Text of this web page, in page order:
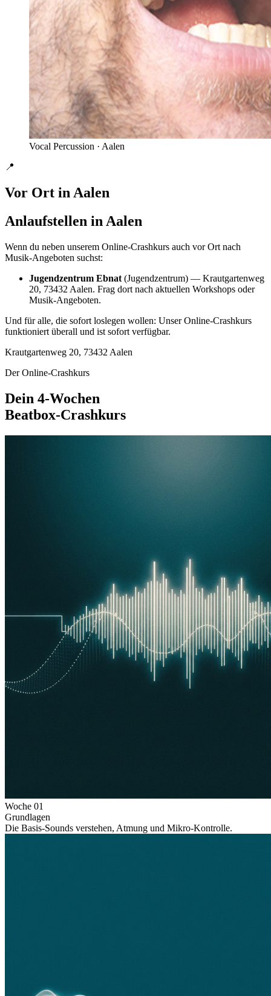
Vocal Percussion · Aalen
📍
Vor Ort in Aalen
Anlaufstellen in Aalen
Wenn du neben unserem Online-Crashkurs auch vor Ort nach
Musik-Angeboten suchst:
Jugendzentrum Ebnat (Jugendzentrum) — Krautgartenweg
20, 73432 Aalen. Frag dort nach aktuellen Workshops oder
Musik-Angeboten.
Und für alle, die sofort loslegen wollen: Unser Online-Crashkurs
funktioniert überall und ist sofort verfügbar.
Krautgartenweg 20, 73432 Aalen
Der Online-Crashkurs
Dein 4-Wochen
Beatbox-Crashkurs
Woche 01
Grundlagen
Die Basis-Sounds verstehen, Atmung und Mikro-Kontrolle.